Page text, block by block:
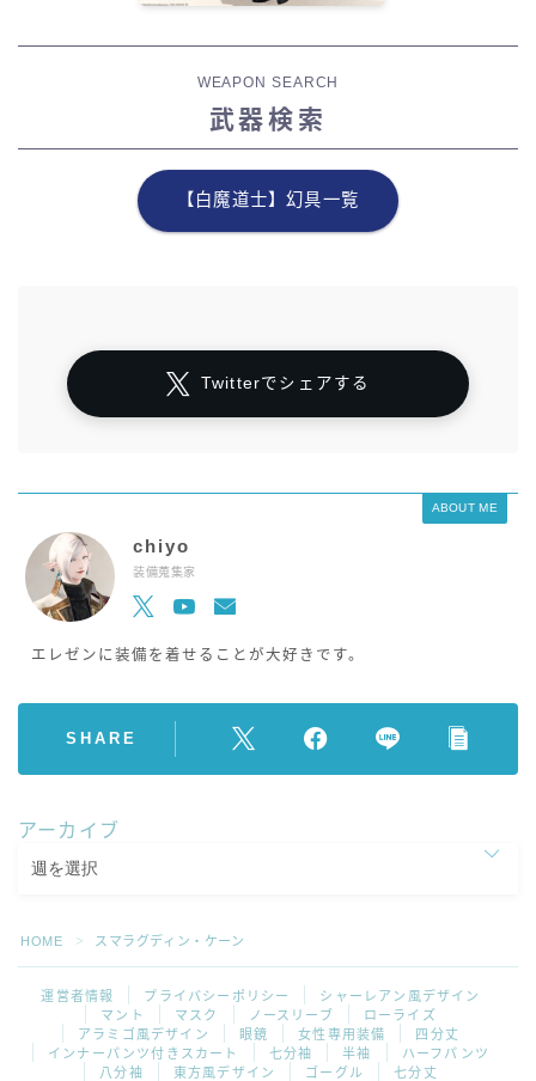
WEAPON SEARCH
武器検索
【白魔道士】幻具一覧
Twitterでシェアする
ABOUT ME
chiyo
装備蒐集家
エレゼンに装備を着せることが大好きです。
SHARE
アーカイブ
HOME ＞ スマラグディン・ケーン
運営者情報 プライバシーポリシー
シャーレアン風デザイン
マント
マスク ノースリーブ
ローライズ
アラミゴ風デザイン
眼鏡 女性専用装備
四分丈
インナーパンツ付きスカート
七分袖 半袖
ハーフパンツ
八分袖
東方風デザイン ゴーグル 七分丈